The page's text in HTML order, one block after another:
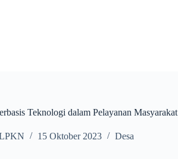
Teknologi dalam Pelayanan Masyarakat
15 Oktober 2023 Desa